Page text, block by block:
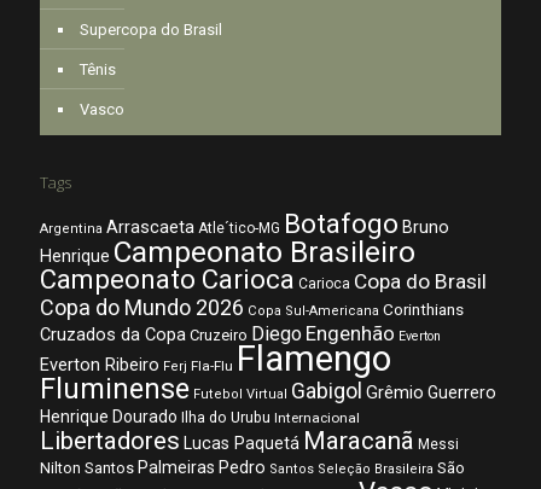
Supercopa do Brasil
Tênis
Vasco
Tags
Argentina Arrascaeta Atle´tico-MG Botafogo Bruno
Henrique Campeonato Brasileiro
Campeonato Carioca Carioca Copa do Brasil
Copa do Mundo 2026 Copa Sul-Americana Corinthians
Cruzados da Copa Cruzeiro Diego Engenhão Everton
Everton Ribeiro Ferj Fla-Flu Flamengo
Fluminense Futebol Virtual Gabigol Grêmio Guerrero
Henrique Dourado Ilha do Urubu Internacional
Libertadores Lucas Paquetá Maracanã Messi
Nilton Santos Palmeiras Pedro Santos Seleção Brasileira São